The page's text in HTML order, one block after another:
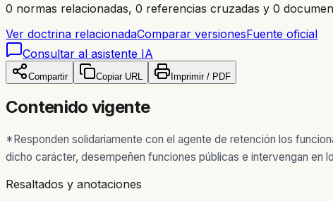
0 normas relacionadas, 0 referencias cruzadas y 0
Ver doctrina relacionadaComparar versionesFuente oficial
Consultar al asistente IA
Compartir Copiar URL Imprimir / PDF
Contenido vigente
*Responden solidariamente con el agente de retención los
dicho carácter, desempeñen funciones públicas e intervengan en
Resaltados y anotaciones